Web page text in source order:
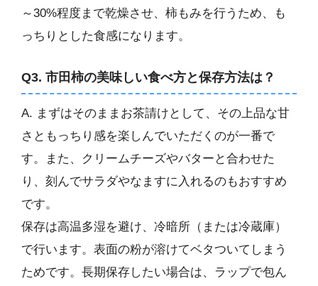
～30%程度まで乾燥させ、柿もみを行うため、も
っちりとした食感になります。
Q3. 市田柿の美味しい食べ方と保存方法は？
A. まずはそのままお茶請けとして、その上品な甘
さともっちり感を楽しんでいただくのが一番で
す。また、クリームチーズやバターと合わせた
り、刻んでサラダやなますに入れるのもおすすめ
です。
保存は高温多湿を避け、冷暗所（または冷蔵庫）
で行います。表面の粉が溶けてベタついてしまう
ためです。長期保存したい場合は、ラップで包ん